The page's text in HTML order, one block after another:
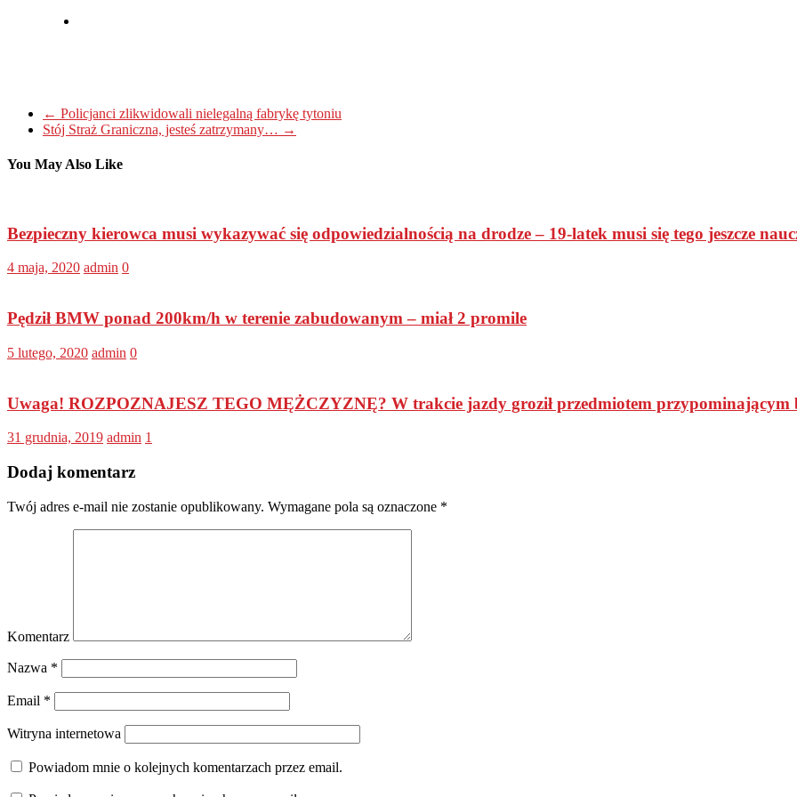
← Policjanci zlikwidowali nielegalną fabrykę tytoniu
Stój Straż Graniczna, jesteś zatrzymany… →
You May Also Like
Bezpieczny kierowca musi wykazywać się odpowiedzialnością na drodze – 19-latek musi się tego jeszcze
4 maja, 2020 admin 0
Pędził BMW ponad 200km/h w terenie zabudowanym – miał 2 promile
5 lutego, 2020 admin 0
Uwaga! ROZPOZNAJESZ TEGO MĘŻCZYZNĘ? W trakcie jazdy groził przedmiotem przypominającym
31 grudnia, 2019 admin 1
Dodaj komentarz
Twój adres e-mail nie zostanie opublikowany. Wymagane pola są oznaczone *
Komentarz
Nazwa *
Email *
Witryna internetowa
Powiadom mnie o kolejnych komentarzach przez email.